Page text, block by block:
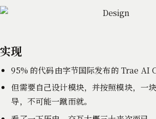
实现
95% 的代码由字节国际发布的 Trae AI
但需要自己设计模块，并按照模块，一
导，不可能一蹴而就。